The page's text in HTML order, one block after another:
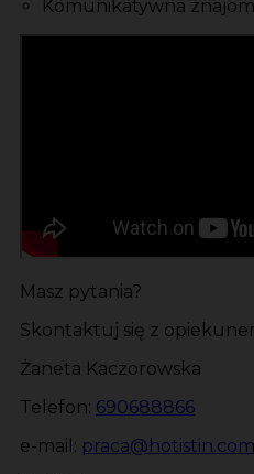
Komunikatywna
Masz pytania?
Skontaktuj się z
Żaneta Kaczorowska
Telefon: 690688866
e-mail: praca@hotistin.com